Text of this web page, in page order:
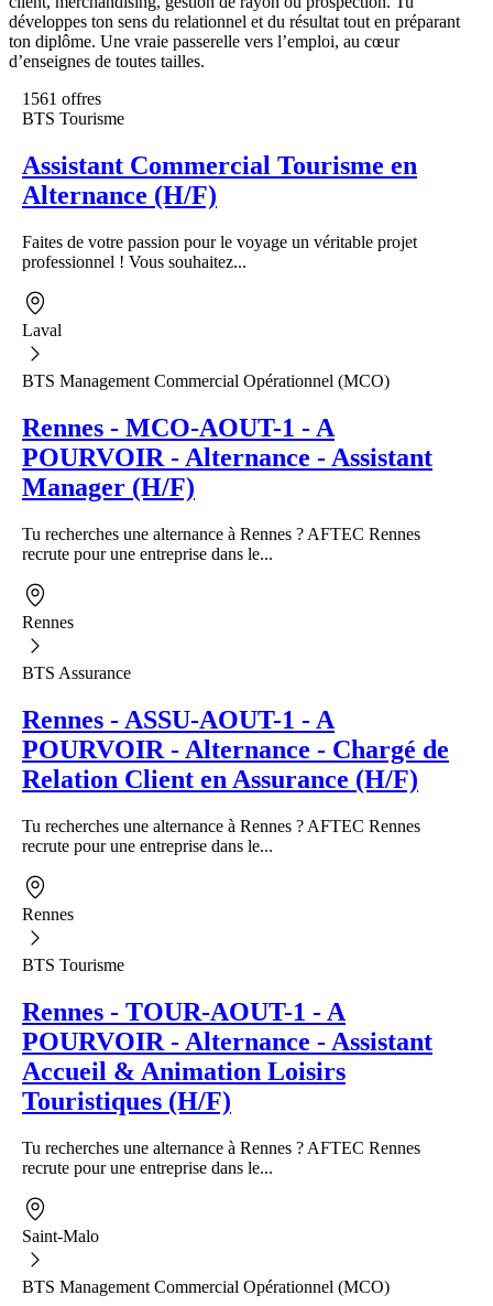
développes ton sens du relationnel et du résultat tout en préparant
ton diplôme. Une vraie passerelle vers l’emploi, au cœur
d’enseignes de toutes tailles.
1561 offres
BTS Tourisme
Assistant Commercial Tourisme en
Alternance (H/F)
Faites de votre passion pour le voyage un véritable projet
professionnel ! Vous souhaitez...
Laval
BTS Management Commercial Opérationnel (MCO)
Rennes - MCO-AOUT-1 - A
POURVOIR - Alternance - Assistant
Manager (H/F)
Tu recherches une alternance à Rennes ? AFTEC Rennes
recrute pour une entreprise dans le...
Rennes
BTS Assurance
Rennes - ASSU-AOUT-1 - A
POURVOIR - Alternance - Chargé de
Relation Client en Assurance (H/F)
Tu recherches une alternance à Rennes ? AFTEC Rennes
recrute pour une entreprise dans le...
Rennes
BTS Tourisme
Rennes - TOUR-AOUT-1 - A
POURVOIR - Alternance - Assistant
Accueil & Animation Loisirs
Touristiques (H/F)
Tu recherches une alternance à Rennes ? AFTEC Rennes
recrute pour une entreprise dans le...
Saint-Malo
BTS Management Commercial Opérationnel (MCO)